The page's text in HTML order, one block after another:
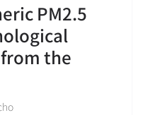
PM2.5
the